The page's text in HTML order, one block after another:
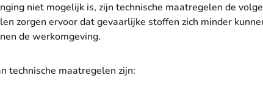
niet mogelijk is, zijn technische maatregelen de
zorgen ervoor dat gevaarlijke stoffen zich minder
de werkomgeving.
technische maatregelen zijn: